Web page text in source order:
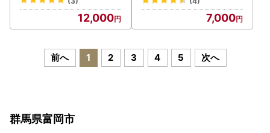
12,000 7,000
前へ 1 2 3 4 5 次へ
群馬県富岡市